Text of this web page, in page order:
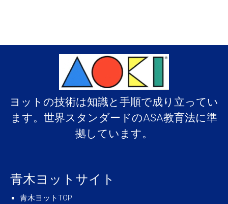
ヨットの技術は知識と手順で成り立ってい
ます。世界スタンダードのASA教育法に準
拠しています。
青木ヨットサイト
青木ヨットTOP